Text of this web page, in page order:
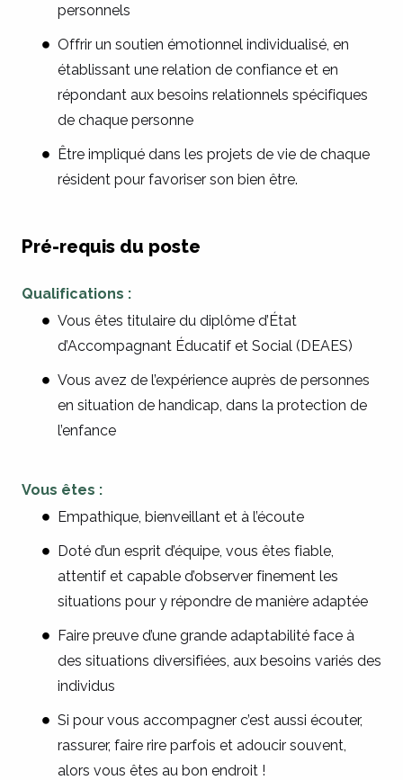
personnels
Offrir un soutien émotionnel individualisé, en
établissant une relation de confiance et en
répondant aux besoins relationnels spécifiques
de chaque personne
Être impliqué dans les projets de vie de chaque
résident pour favoriser son bien être.
Pré-requis du poste
Qualifications :
Vous êtes titulaire du diplôme d’État
d’Accompagnant Éducatif et Social (DEAES)
Vous avez de l’expérience auprès de personnes
en situation de handicap, dans la protection de
l’enfance
Vous êtes :
Empathique, bienveillant et à l’écoute
Doté d’un esprit d’équipe, vous êtes fiable,
attentif et capable d’observer finement les
situations pour y répondre de manière adaptée
Faire preuve d’une grande adaptabilité face à
des situations diversifiées, aux besoins variés des
individus
Si pour vous accompagner c’est aussi écouter,
rassurer, faire rire parfois et adoucir souvent,
alors vous êtes au bon endroit !